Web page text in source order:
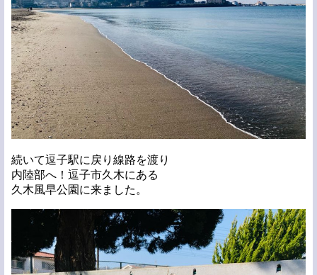
続いて逗子駅に戻り線路を渡り
内陸部へ！逗子市久木にある
久木風早公園に来ました。